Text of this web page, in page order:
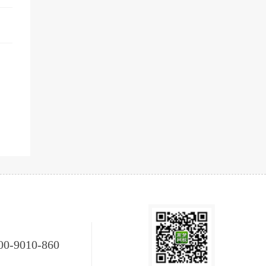
9010-860